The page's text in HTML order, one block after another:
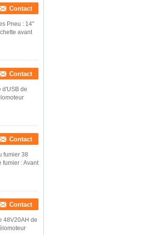
Contact
Pneu : 14"
avant
Contact
d'USB de
Contact
fumier 38
fumier : Avant
Contact
48V20AH de